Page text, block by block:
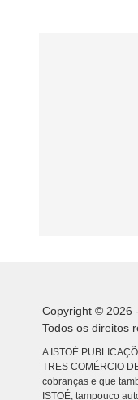
Copyright © 2026
Todos os direitos
A ISTOÉ
TRES COMÉRCIO
cobranças e que
ISTOÉ, tampouco